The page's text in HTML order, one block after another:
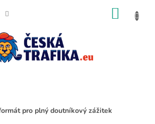
pro plný doutníkový zážitek